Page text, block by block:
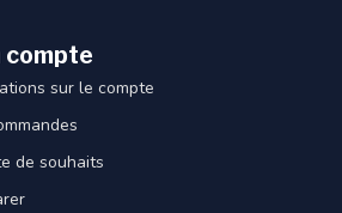
compte
sur le compte
de souhaits